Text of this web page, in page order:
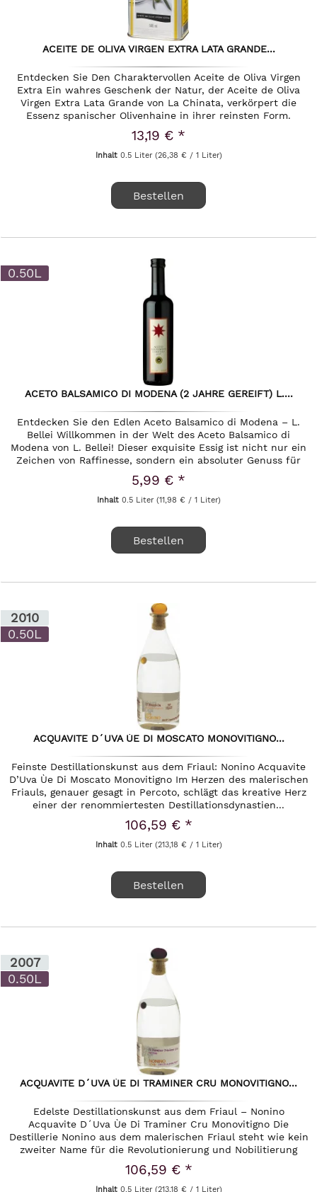
ACEITE DE OLIVA VIRGEN EXTRA LATA GRANDE...
Entdecken Sie Den Charaktervollen Aceite de Oliva Virgen
Extra Ein wahres Geschenk der Natur, der Aceite de Oliva
Virgen Extra Lata Grande von La Chinata, verkörpert die
Essenz spanischer Olivenhaine in ihrer reinsten Form.
13,19 € *
Inhalt 0.5 Liter (26,38 € / 1 Liter)
Bestellen
0.50L
ACETO BALSAMICO DI MODENA (2 JAHRE GEREIFT) L....
Entdecken Sie den Edlen Aceto Balsamico di Modena – L.
Bellei Willkommen in der Welt des Aceto Balsamico di
Modena von L. Bellei! Dieser exquisite Essig ist nicht nur ein
Zeichen von Raffinesse, sondern ein absoluter Genuss für
5,99 € *
Inhalt 0.5 Liter (11,98 € / 1 Liter)
Bestellen
2010
0.50L
ACQUAVITE D´UVA ÙE DI MOSCATO MONOVITIGNO...
Feinste Destillationskunst aus dem Friaul: Nonino Acquavite
D’Uva Ùe Di Moscato Monovitigno Im Herzen des malerischen
Friauls, genauer gesagt in Percoto, schlägt das kreative Herz
einer der renommiertesten Destillationsdynastien...
106,59 € *
Inhalt 0.5 Liter (213,18 € / 1 Liter)
Bestellen
2007
0.50L
ACQUAVITE D´UVA ÙE DI TRAMINER CRU MONOVITIGNO...
Edelste Destillationskunst aus dem Friaul – Nonino
Acquavite D´Uva Ùe Di Traminer Cru Monovitigno Die
Destillerie Nonino aus dem malerischen Friaul steht wie kein
zweiter Name für die Revolutionierung und Nobilitierung
italienischer...
106,59 € *
Inhalt 0.5 Liter (213,18 € / 1 Liter)